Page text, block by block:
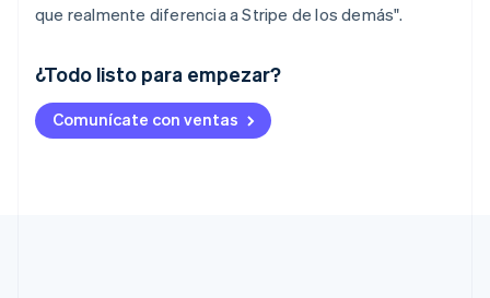
¿Todo listo para empezar?
Comunícate con ventas
que realmente diferencia a Stripe de los demás".
Alemania
DeutschEnglish
Australia